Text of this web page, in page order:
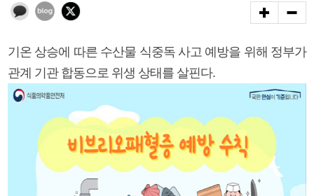
기온 상승에 따른 수산물 식중독 사고 예방을 위해 정부가
관계 기관 합동으로 위생 상태를 살핀다.